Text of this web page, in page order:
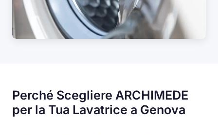
Perché Scegliere ARCHIMEDE
per la Tua Lavatrice a Genova